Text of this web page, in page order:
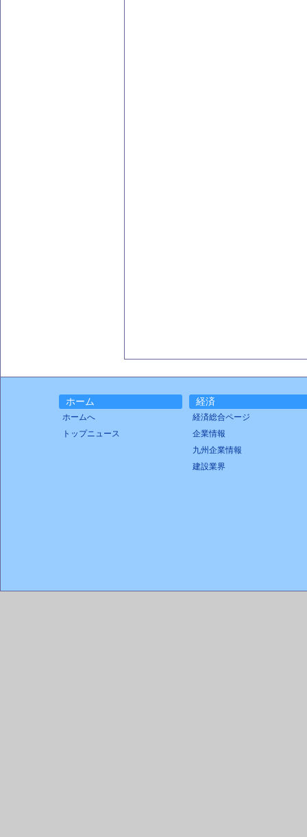
ホーム
ホームへ
トップニュース
経済
経済総合ページ
企業情報
九州企業情報
建設業界